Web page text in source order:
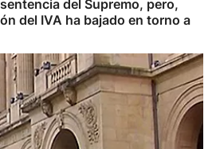
del Supremo, pero,
del IVA ha bajado en torno a